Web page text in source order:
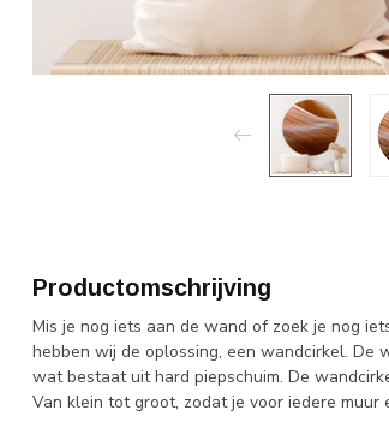
Productomschrijving
Mis je nog iets aan de wand of zoek je nog
hebben wij de oplossing, een wandcirkel. De
wat bestaat uit hard piepschuim. De
Van klein tot groot, zodat je voor iedere muur